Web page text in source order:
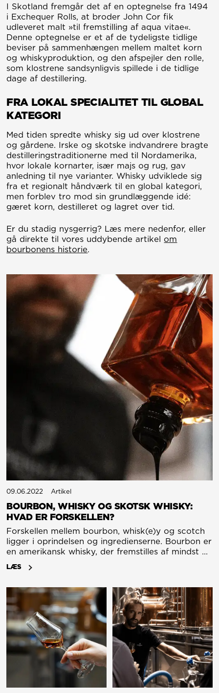
I Skotland fremgår det af en optegnelse fra 1494
i Exchequer Rolls, at broder John Cor fik
udleveret malt »til fremstilling af aqua vitae«.
Denne optegnelse er et af de tydeligste tidlige
beviser på sammenhængen mellem maltet korn
og whiskyproduktion, og den afspejler den rolle,
som klostrene sandsynligvis spillede i de tidlige
dage af destillering.
FRA LOKAL SPECIALITET TIL GLOBAL
KATEGORI
Med tiden spredte whisky sig ud over klostrene
og gårdene. Irske og skotske indvandrere bragte
destilleringstraditionerne med til Nordamerika,
hvor lokale kornarter, især majs og rug, gav
anledning til nye varianter. Whisky udviklede sig
fra et regionalt håndværk til en global kategori,
men forblev tro mod sin grundlæggende idé:
gæret korn, destilleret og lagret over tid.
Er du stadig nysgerrig? Læs mere nedenfor, eller
gå direkte til vores uddybende artikel om
bourbonens historie.
09.06.2022 Artikel
BOURBON, WHISKY OG SKOTSK WHISKY:
HVAD ER FORSKELLEN?
Forskellen mellem bourbon, whisk(e)y og scotch
ligger i oprindelsen og ingredienserne. Bourbon er
en amerikansk whisky, der fremstilles af mindst 51
% majs, mens skotsk whisky er whisky, der
fremstilles i Skotland, typisk af byg.
LÆS